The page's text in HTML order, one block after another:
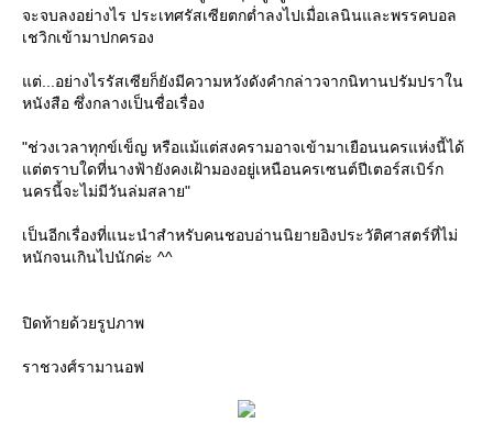
จะจบลงอย่างไร ประเทศรัสเซียตกต่ำลงไปเมื่อเลนินและพรรคบอล
เชวิกเข้ามาปกครอง
ต่...อย่างไรรัสเซียก็ยังมีความหวังดังคำกล่าวจากนิทานปรัมปราใน
หนังสือ ซึ่งกลางเป็นชื่อเรื่อง
"ช่วงเวลาทุกข์เข็ญ หรือแม้แต่สงครามอาจเข้ามาเยือนนครแห่งนี้ได้
ต่ตราบใดที่นางฟ้ายังคงเฝ้ามองอยู่เหนือนครเซนต์ปีเตอร์สเบิร์ก
นครนี้จะไม่มีวันล่มสลาย"
เป็นอีกเรื่องที่แนะนำสำหรับคนชอบอ่านนิยายอิงประวัติศาสตร์ที่ไม่
หนักจนเกินไปนักค่ะ ^^
ปิดท้ายด้วยรูปภาพ
ราชวงศ์รามานอฟ